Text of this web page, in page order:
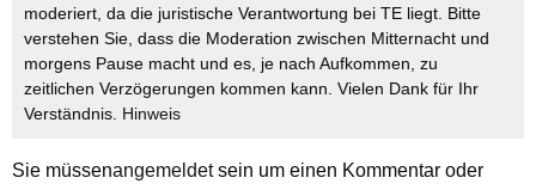
moderiert, da die juristische Verantwortung bei TE liegt. Bitte
verstehen Sie, dass die Moderation zwischen Mitternacht und
morgens Pause macht und es, je nach Aufkommen, zu
zeitlichen Verzögerungen kommen kann. Vielen Dank für Ihr
Verständnis. Hinweis
Sie müssenangemeldetsein um einen Kommentar oder